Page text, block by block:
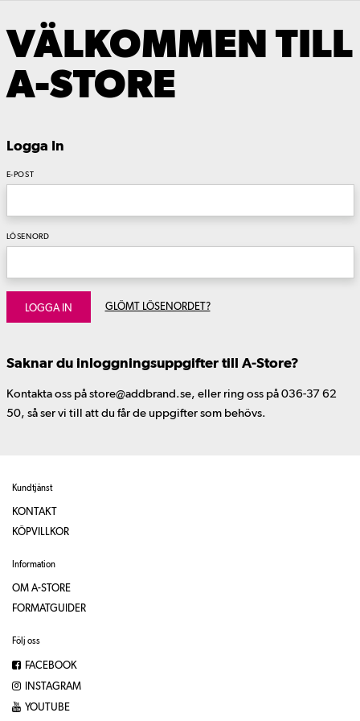
VÄLKOMMEN TILL
A-STORE
Logga In
E-POST
LÖSENORD
LOGGA IN GLÖMT LÖSENORDET?
Saknar du inloggningsuppgifter till A-Store?
Kontakta oss på store@addbrand.se, eller ring oss på 036-37 62
50, så ser vi till att du får de uppgifter som behövs.
Kundtjänst
KONTAKT
KÖPVILLKOR
Information
OM A-STORE
FORMATGUIDER
Följ oss
FACEBOOK
INSTAGRAM
YOUTUBE